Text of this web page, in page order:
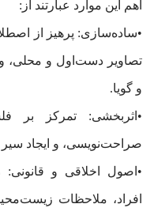
اهم این موارد عبارتند از:
•ساده‌سازی: پرهیز از
تصاویر دست‌اول و محلی،
و گویا.
•اثربخشی: تمرکز بر
صراحت‌نویسی، و ایجاد
•اصول اخلاقی و
افراد، ملاحظات